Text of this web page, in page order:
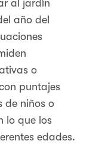
al jardín
año del
o
puntajes
de niños o
lo que los
edades.